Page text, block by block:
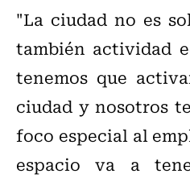
"La ciudad no es
también actividad
tenemos que
ciudad y nosotros
foco especial al
espacio va a